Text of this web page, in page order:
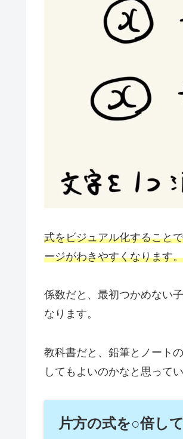
式をビジュアル化すること
ージがわきやすくなります。
係数だと、最初つかめない
なります。
教科書だと、鉛筆とノート
してもよいのかなと思ってい
片方の式を○倍し